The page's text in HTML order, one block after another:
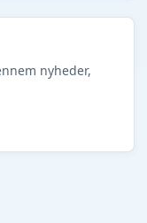
nyheder,